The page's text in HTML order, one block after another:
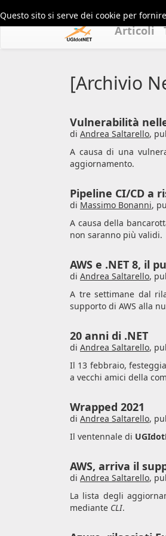
Questo sito si serve dei cookie per
Articoli
[Archivio
Vulnerabilità
di Andrea Saltarello,
A causa di una
aggiornamento.
Pipeline CI/CD a
di Massimo Bonanni,
A causa della
non saranno più validi.
AWS e .NET 8, il
di Andrea Saltarello,
A tre settimane dal
supporto di AWS alla
20 anni di .NET
di Andrea Saltarello,
Il 13 febbraio,
a vecchi amici della
Wrapped 2021
di Andrea Saltarello,
Il ventennale di
AWS, arriva il
di Andrea Saltarello,
La lista degli
mediante CLI.